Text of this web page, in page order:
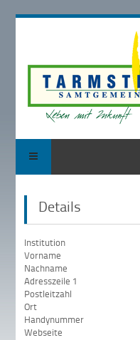
Details
Institution
Vorname
Nachname
Adresszeile 1
Postleitzahl
Ort
Handynummer
Webseite